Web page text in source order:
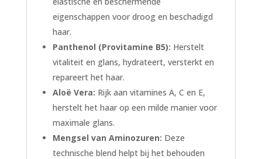
eigenschappen voor droog en beschadigd
haar.
Panthenol (Provitamine B5): Herstelt
vitaliteit en glans, hydrateert, versterkt en
repareert het haar.
Aloë Vera: Rijk aan vitamines A, C en E,
herstelt het haar op een milde manier voor
maximale glans.
Mengsel van Aminozuren: Deze
technische blend helpt bij het behouden